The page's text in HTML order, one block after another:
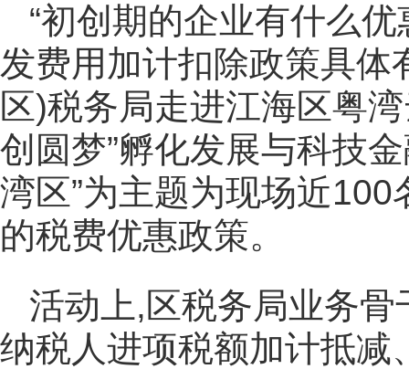
“初创期的企业有什么
发费用加计扣除政策具体
区)税务局走进江海区粤
创圆梦”孵化发展与科技
湾区”为主题为现场近
的税费优惠政策。
活动上,区税务局业务
纳税人进项税额加计抵减